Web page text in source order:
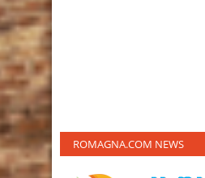
ROMAGNA.COM NEWS